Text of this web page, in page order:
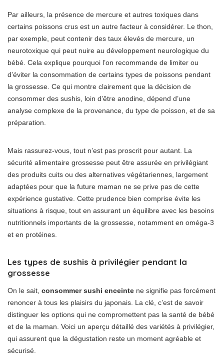
Par ailleurs, la présence de mercure et autres toxiques dans
certains poissons crus est un autre facteur à considérer. Le thon,
par exemple, peut contenir des taux élevés de mercure, un
neurotoxique qui peut nuire au développement neurologique du
bébé. Cela explique pourquoi l’on recommande de limiter ou
d’éviter la consommation de certains types de poissons pendant
la grossesse. Ce qui montre clairement que la décision de
consommer des sushis, loin d’être anodine, dépend d’une
analyse complexe de la provenance, du type de poisson, et de sa
préparation.
Mais rassurez-vous, tout n’est pas proscrit pour autant. La
sécurité alimentaire grossesse peut être assurée en privilégiant
des produits cuits ou des alternatives végétariennes, largement
adaptées pour que la future maman ne se prive pas de cette
expérience gustative. Cette prudence bien comprise évite les
situations à risque, tout en assurant un équilibre avec les besoins
nutritionnels importants de la grossesse, notamment en oméga-3
et en protéines.
Les types de sushis à privilégier pendant la
grossesse
On le sait, consommer sushi enceinte ne signifie pas forcément
renoncer à tous les plaisirs du japonais. La clé, c’est de savoir
distinguer les options qui ne compromettent pas la santé de bébé
et de la maman. Voici un aperçu détaillé des variétés à privilégier,
qui assurent que la dégustation reste un moment agréable et
sécurisé.